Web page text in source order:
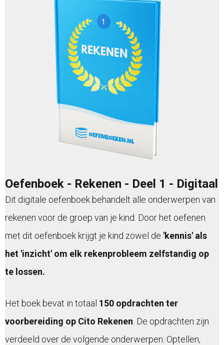
Oefenboek - Rekenen - Deel 1 - Digitaal
Dit digitale oefenboek behandelt alle onderwerpen van
rekenen voor de groep van je kind. Door het oefenen
met dit oefenboek krijgt je kind zowel de 'kennis' als
het 'inzicht' om elk rekenprobleem zelfstandig op
te lossen.
Het boek bevat in totaal 150 opdrachten ter
voorbereiding op Cito Rekenen . De opdrachten zijn
verdeeld over de volgende onderwerpen: Optellen,